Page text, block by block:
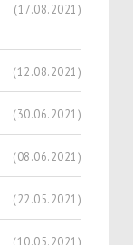
(17.08.2021)
(12.08.2021)
(30.06.2021)
(08.06.2021)
(22.05.2021)
(10.05.2021)